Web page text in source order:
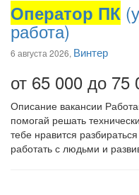
Оператор ПК
работа)
6 августа 2026, Винтер
от 65 000 до 75
Описание вакансии
помогай решать
тебе нравится
работать с людьми и